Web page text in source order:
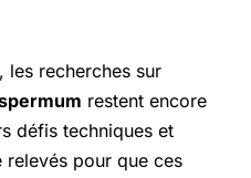
les recherches sur
restent encore
défis techniques et
pour que ces